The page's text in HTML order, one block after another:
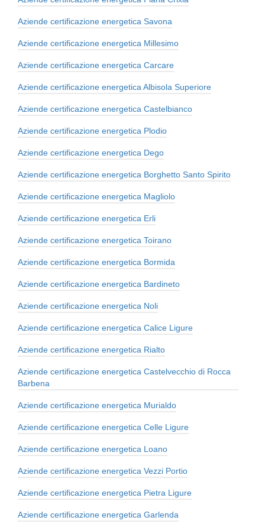
Aziende certificazione energetica Savona
Aziende certificazione energetica Millesimo
Aziende certificazione energetica Carcare
Aziende certificazione energetica Albisola Superiore
Aziende certificazione energetica Castelbianco
Aziende certificazione energetica Plodio
Aziende certificazione energetica Dego
Aziende certificazione energetica Borghetto Santo Spirito
Aziende certificazione energetica Magliolo
Aziende certificazione energetica Erli
Aziende certificazione energetica Toirano
Aziende certificazione energetica Bormida
Aziende certificazione energetica Bardineto
Aziende certificazione energetica Noli
Aziende certificazione energetica Calice Ligure
Aziende certificazione energetica Rialto
Aziende certificazione energetica Castelvecchio di Rocca
Barbena
Aziende certificazione energetica Murialdo
Aziende certificazione energetica Celle Ligure
Aziende certificazione energetica Loano
Aziende certificazione energetica Vezzi Portio
Aziende certificazione energetica Pietra Ligure
Aziende certificazione energetica Garlenda